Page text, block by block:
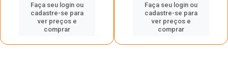
Faça seu login ou
cadastre-se para
ver preços e
comprar
Faça seu login ou
cadastre-se para
ver preços e
comprar